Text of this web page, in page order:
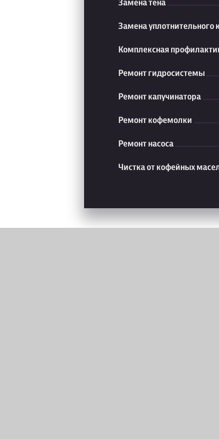
Замена тена
Замена уплотнительного
Комплексная
Ремонт гидросистемы
Ремонт капучинатора
Ремонт кофемолки
Ремонт насоса
Чистка от кофейных